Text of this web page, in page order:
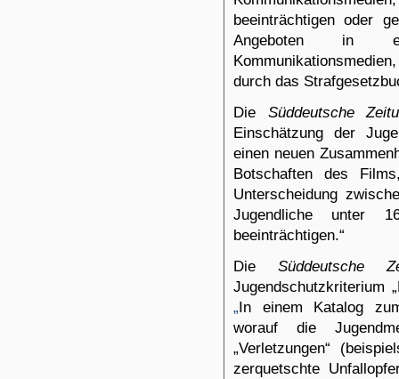
beeinträchtigen oder
Angeboten in
durch das
Die Süddeutsche
Einschätzung der
einen neuen
Botschaften des
Unterscheidung
Jugendliche unter
beeinträchtigen.“
Die Süddeutsche
Jugendschutzkriterium
„In einem Katalog
worauf die
„Verletzungen“
zerquetschte